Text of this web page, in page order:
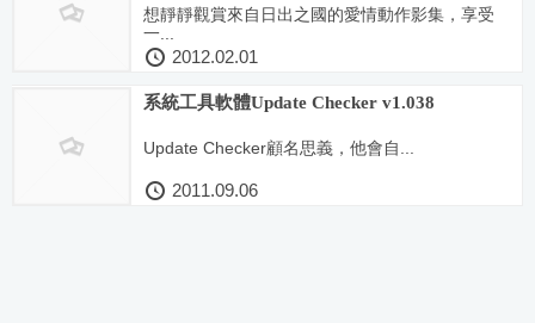
想靜靜觀賞來自日出之國的愛情動作影集，享受
一...
2012.02.01
系統工具軟體Update Checker v1.038
Update Checker顧名思義，他會自...
2011.09.06